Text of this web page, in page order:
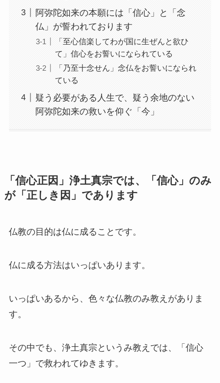
阿弥陀如来の本願には「信心」と「念
仏」が誓われております
「至心信楽してわが国に生ぜんと欲ひ
て」信心をお誓いになられている
「乃至十念せん」念仏をお誓いになられ
ている
疑う必要がある人生で、疑う余地のない
阿弥陀如来の救いを仰ぐ「今」
「信心正因」浄土真宗では、「信心」のみ
が「正しき因」であります
仏教の目的は仏に成ることです。
仏に成る方法はいっぱいあります。
いっぱいあるから、色々な仏教のみ教えがありま
す。
その中でも、浄土真宗というみ教えでは、「信心
一つ」で救われてゆきます。